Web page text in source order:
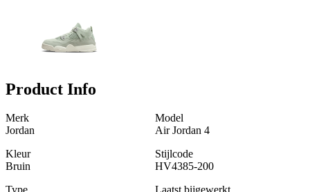
Product Info
Merk
Jordan
Model
Air Jordan 4
Kleur
Bruin
Stijlcode
HV4385-200